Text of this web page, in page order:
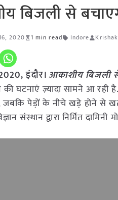
बिजली से
2020 1 min read Indore
इंदौर।आकाशीय बिजली से
की घटनाएं ज़्यादा सामने आ
पेड़ों के नीचे खड़े होने से
संस्थान द्वारा निर्मित